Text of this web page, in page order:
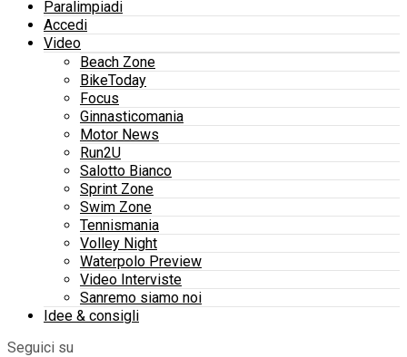
Paralimpiadi
Accedi
Video
Beach Zone
BikeToday
Focus
Ginnasticomania
Motor News
Run2U
Salotto Bianco
Sprint Zone
Swim Zone
Tennismania
Volley Night
Waterpolo Preview
Video Interviste
Sanremo siamo noi
Idee & consigli
Seguici su